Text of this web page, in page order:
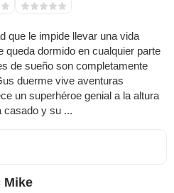
que le impide llevar una vida
dormido en cualquier parte
de sueño son completamente
duerme vive aventuras
un superhéroe genial a la altura
casado y su ...
Mike